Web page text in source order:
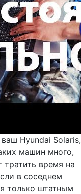
Hyundai Solaris,
машин много,
время на
в соседнем
только штатным